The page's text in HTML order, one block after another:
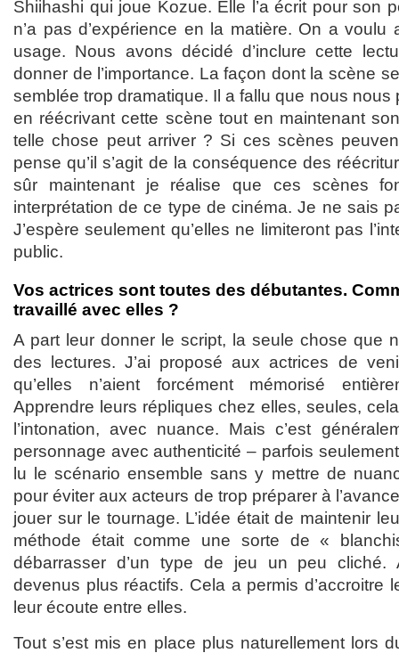
Shiihashi qui joue Kozue. Elle l’a écrit pour son
n’a pas d’expérience en la matière. On a voulu
usage. Nous avons décidé d’inclure cette
donner de l’importance. La façon dont la scène
semblée trop dramatique. Il a fallu que nous
en réécrivant cette scène tout en maintenant
telle chose peut arriver ? Si ces scènes
pense qu’il s’agit de la conséquence des
sûr maintenant je réalise que ces scènes
interprétation de ce type de cinéma. Je ne sais
J’espère seulement qu’elles ne limiteront pas
public.
Vos actrices sont toutes des débutantes.
travaillé avec elles ?
A part leur donner le script, la seule chose que
des lectures. J’ai proposé aux actrices de
qu’elles n’aient forcément mémorisé
Apprendre leurs répliques chez elles, seules,
l’intonation, avec nuance. Mais c’est
personnage avec authenticité – parfois
lu le scénario ensemble sans y mettre de
pour éviter aux acteurs de trop préparer à
jouer sur le tournage. L’idée était de maintenir
méthode était comme une sorte de «
débarrasser d’un type de jeu un peu cliché.
devenus plus réactifs. Cela a permis d’accroitre
leur écoute entre elles.
Tout s’est mis en place plus naturellement lors